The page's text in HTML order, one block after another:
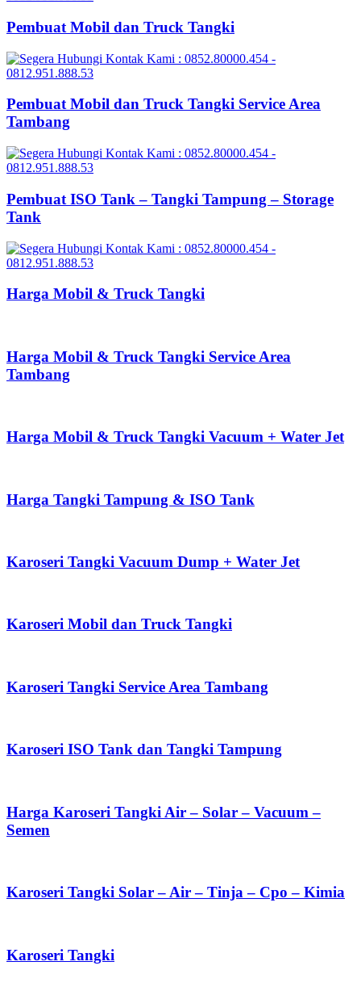
Pembuat Mobil dan Truck Tangki
Pembuat Mobil dan Truck Tangki Service Area
Tambang
Pembuat ISO Tank – Tangki Tampung – Storage
Tank
Harga Mobil & Truck Tangki
Harga Mobil & Truck Tangki Service Area
Tambang
Harga Mobil & Truck Tangki Vacuum + Water Jet
Harga Tangki Tampung & ISO Tank
Karoseri Tangki Vacuum Dump + Water Jet
Karoseri Mobil dan Truck Tangki
Karoseri Tangki Service Area Tambang
Karoseri ISO Tank dan Tangki Tampung
Harga Karoseri Tangki Air – Solar – Vacuum –
Semen
Karoseri Tangki Solar – Air – Tinja – Cpo – Kimia
Karoseri Tangki